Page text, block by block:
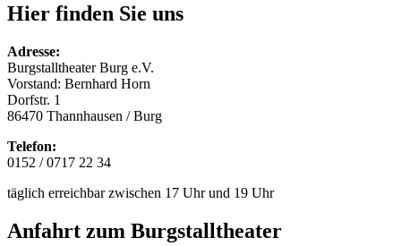
Hier finden Sie uns
Adresse:
Burgstalltheater Burg e.V.
Vorstand: Bernhard Horn
Dorfstr. 1
86470 Thannhausen / Burg
Telefon:
0152 / 0717 22 34
täglich erreichbar zwischen 17 Uhr und 19 Uhr
Anfahrt zum Burgstalltheater